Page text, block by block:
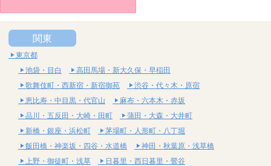
関東
東京都
池袋・目白
高田馬場・新大久保・早稲田
歌舞伎町・西新宿・新宿御苑
渋谷・代々木・原宿
恵比寿・中目黒・代官山
麻布・六本木・赤坂
品川・五反田・大崎・田町
蒲田・大森・大井町
新橋・銀座・浜松町
茅場町・人形町・八丁堀
飯田橋・神楽坂・四谷・水道橋
神田・秋葉原・浅草橋
上野・御徒町・浅草
日暮里・西日暮里・鶯谷